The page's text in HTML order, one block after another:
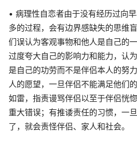
• 病理性自恋者由于没有经历过向
多的过程，会有边界感缺失的思维
们误认为客观事物和他人是自己的
过度夸大自己的影响力和能力，认
是自己的功劳而不是伴侣本人的努
人的愿望，一旦伴侣不能满足他们
如雷，指责谩骂伴侣以至于伴侣恍
重大错误；有推诿责任的习惯，一
了，就会责怪伴侣、家人和社会。